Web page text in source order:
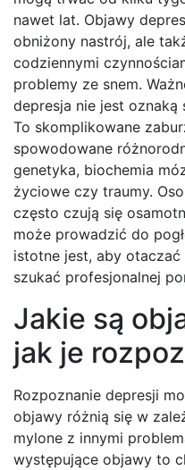
nawet lat. Objawy
obniżony nastrój, ale
codziennymi
problemy ze snem.
depresja nie jest oznaką
To skomplikowane
spowodowane
genetyka, biochemia
życiowe czy traumy.
często czują się
może prowadzić do
istotne jest, aby
szukać profesjonalnej
Jakie są
jak je
Rozpoznanie depresji
objawy różnią się w
mylone z innymi
występujące objawy to